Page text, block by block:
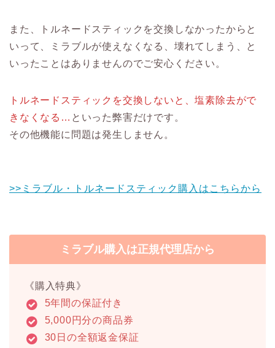
また、トルネードスティックを交換しなかったからと
いって、ミラブルが使えなくなる、壊れてしまう、と
いったことはありませんのでご安心ください。
トルネードスティックを交換しないと、塩素除去がで
きなくなる… といった弊害だけです。
その他機能に問題は発生しません。
>>ミラブル・トルネードスティック購入はこちらから
ミラブル購入は正規代理店から
《購入特典》
5年間の保証付き
5,000円分の商品券
30日の全額返金保証